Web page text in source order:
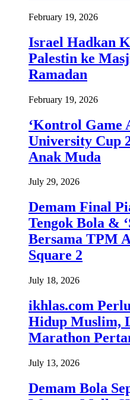
February 19, 2026
Israel Hadkan
Palestin ke
Ramadan
February 19, 2026
‘Kontrol Game
University Cup
Anak Muda
July 29, 2026
Demam Final
Tengok Bola &
Bersama TPM
Square 2
July 18, 2026
ikhlas.com
Hidup Muslim,
Marathon
July 13, 2026
Demam Bola